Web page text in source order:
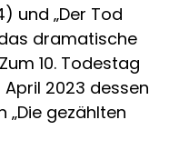
und „Der Tod
dramatische
10. Todestag
2023 dessen
gezählten